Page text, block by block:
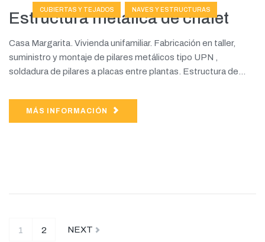
CUBIERTAS Y TEJADOS NAVES Y ESTRUCTURAS
Estructura metálica de chalet
Casa Margarita. Vivienda unifamiliar. Fabricación en taller,
suministro y montaje de pilares metálicos tipo UPN ,
soldadura de pilares a placas entre plantas. Estructura de...
MÁS INFORMACIÓN
1 2 NEXT